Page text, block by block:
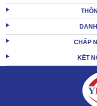
Máy hút
2. Máy hút ẩm
chính hãng giá bao
CHẤP
KẾT